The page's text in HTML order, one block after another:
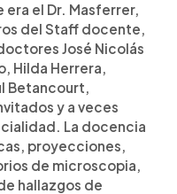
el Dr. Masferrer,
del Staff docente,
José Nicolás
Hilda Herrera,
Betancourt,
y a veces
La docencia
proyecciones,
de microscopia,
hallazgos de